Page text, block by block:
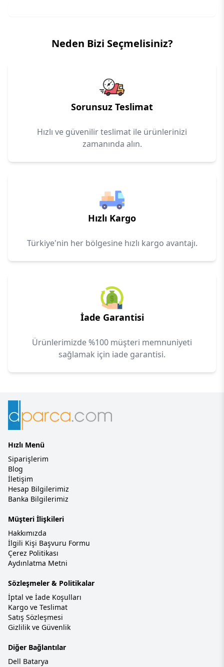
Neden Bizi Seçmelisiniz?
Sorunsuz Teslimat
Hızlı ve güvenilir teslimat ile ürünlerinizi
zamanında alın.
Hızlı Kargo
Türkiye'nin her bölgesine hızlı kargo avantajı.
İade Garantisi
Ürünlerimizde %100 müşteri memnuniyeti
sağlamak için iade garantisi.
Hızlı Menü
Siparişlerim
Blog
İletişim
Hesap Bilgilerimiz
Banka Bilgilerimiz
Müşteri İlişkileri
Hakkımızda
İlgili Kişi Başvuru Formu
Çerez Politikası
Aydınlatma Metni
Sözleşmeler & Politikalar
İptal ve İade Koşulları
Kargo ve Teslimat
Satış Sözleşmesi
Gizlilik ve Güvenlik
Diğer Bağlantılar
Dell Batarya